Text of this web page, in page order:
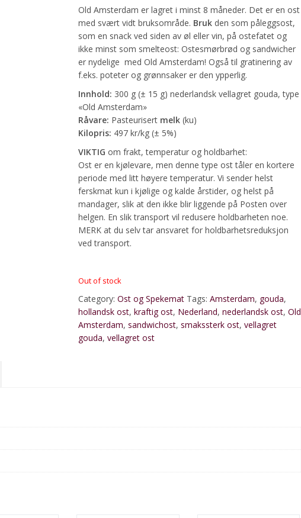
Old Amsterdam er lagret i minst 8 måneder. Det er en ost
med svært vidt bruksområde. Brukden som påleggsost,
som en snack ved siden av øl eller vin, på ostefatet og
ikke minst som smelteost: Ostesmørbrød og sandwicher
er nydelige med Old Amsterdam! Også til gratinering av
f.eks. poteter og grønnsaker er den ypperlig.
Innhold: 300 g (± 15 g) nederlandsk vellagret gouda, type
«Old Amsterdam»
Råvare: Pasteurisert melk(ku)
Kilopris: 497 kr/kg (± 5%)
VIKTIG om frakt, temperatur og holdbarhet:
Ost er en kjølevare, men denne type ost tåler en kortere
periode med litt høyere temperatur. Vi sender helst
ferskmat kun i kjølige og kalde årstider, og helst på
mandager, slik at den ikke blir liggende på Posten over
helgen. En slik transport vil redusere holdbarheten noe.
MERK at du selv tar ansvaret for holdbarhetsreduksjon
ved transport.
Out of stock
Category: Ost og Spekemat Tags: Amsterdam, gouda,
hollandsk ost, kraftig ost, Nederland, nederlandsk ost, Old
Amsterdam, sandwichost, smakssterk ost, vellagret
gouda, vellagret ost